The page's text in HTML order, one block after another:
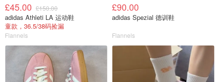
£45.00 £150.00
adidas Athleti LA 运动鞋
童款，36.5/38码捡漏
Flannels
£90.00
adidas Spezial 德训鞋
Flannels